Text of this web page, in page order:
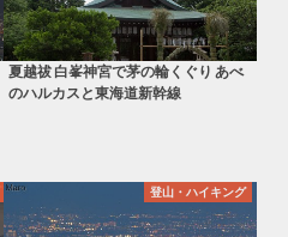
夏越祓 白峯神宮で茅の輪くぐり あべ
のハルカスと東海道新幹線
登山・ハイキング